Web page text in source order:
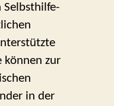
Selbsthilfe-
können zur
in der